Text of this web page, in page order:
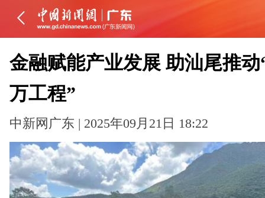
金融赋能产业发展 助汕尾推动
万工程”
中新网广东 | 2025年09月21日 18:22